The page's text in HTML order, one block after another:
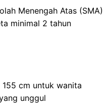
Menengah Atas (SMA)
minimal 2 tahun
cm untuk wanita
unggul